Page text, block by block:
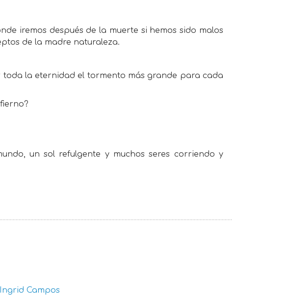
iremos después de la muerte si hemos sido malos
de la madre naturaleza.
toda la eternidad el tormento más grande para cada
un sol refulgente y muchos seres corriendo y
Ingrid Campos